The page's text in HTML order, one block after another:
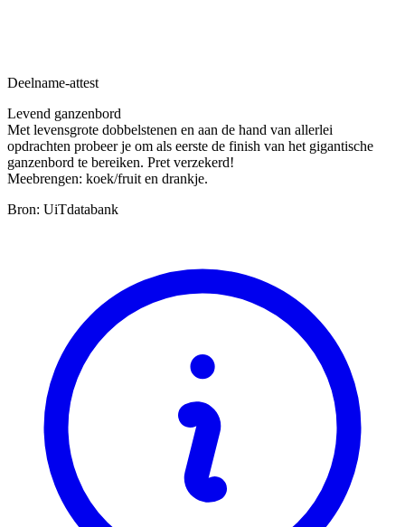
Deelname-attest
Levend ganzenbord
Met levensgrote dobbelstenen en aan de hand van allerlei
opdrachten probeer je om als eerste de finish van het gigantische
ganzenbord te bereiken. Pret verzekerd!
Meebrengen: koek/fruit en drankje.
Bron: UiTdatabank